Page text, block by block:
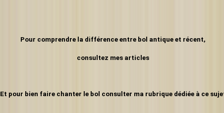
Pour comprendre la différence entre bol antique et récent,
consultez mes articles
Et pour bien faire chanter le bol consulter ma rubrique dédiée à ce